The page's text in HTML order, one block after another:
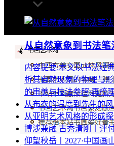
从自然意象到书法
内容提要:本文以书法经
析其自然现象的物理与
的审美与技法参照;再梳
从布衣的温度到先生的
从亚明艺术风格的形成
博涉兼融 古秀清刚丨评
仰望秋岳丨2027·中国画